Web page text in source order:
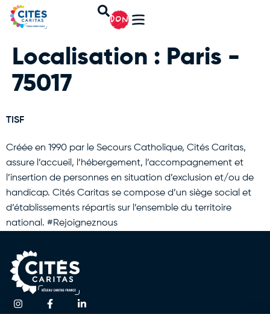
DON
Localisation : Paris -
75017
TISF
Créée en 1990 par le Secours Catholique, Cités Caritas,
assure l’accueil, l’hébergement, l’accompagnement et
l’insertion de personnes en situation d’exclusion et/ou de
handicap. Cités Caritas se compose d’un siège social et
d’établissements répartis sur l’ensemble du territoire
national. #Rejoigneznous